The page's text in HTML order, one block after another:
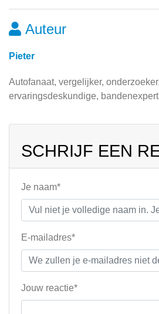
Auteur
Pieter
Autofanaat, vergelijker,
ervaringsdeskundige, bandenexpert
SCHRIJF EEN
Je naam*
E-mailadres*
Jouw reactie*